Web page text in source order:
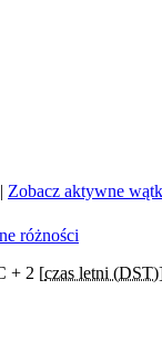
| Zobacz aktywne
różności
+ 2 [czas letni (DST)